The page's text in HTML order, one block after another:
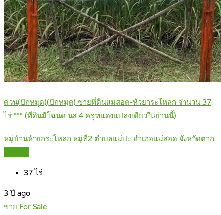
ด่วน(ปักหมุด)(ปักหมุด) ขายที่ดินแม่สอด-ห้วยกระโหลก จำนวน 37
ไร่ *** (ที่ดินมีโฉนด นส.4 ครุฑแดงแปลงเดียวในย่านนี้)
หมู่บ้านห้วยกระโหลก หมู่ที่2 ตำบลแม่ปะ อำเภอแม่สอด จังหวัดตาก
37 ไร่
3 ปี ago
ขาย For Sale